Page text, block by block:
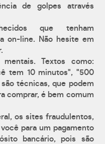
de golpes através
que tenham
on-line. Não hesite em
Textos como:
tem 10 minutos", "500
técnicas, que podem
comprar, é bem comum
os sites fraudulentos,
para um pagamento
bancário, pois são